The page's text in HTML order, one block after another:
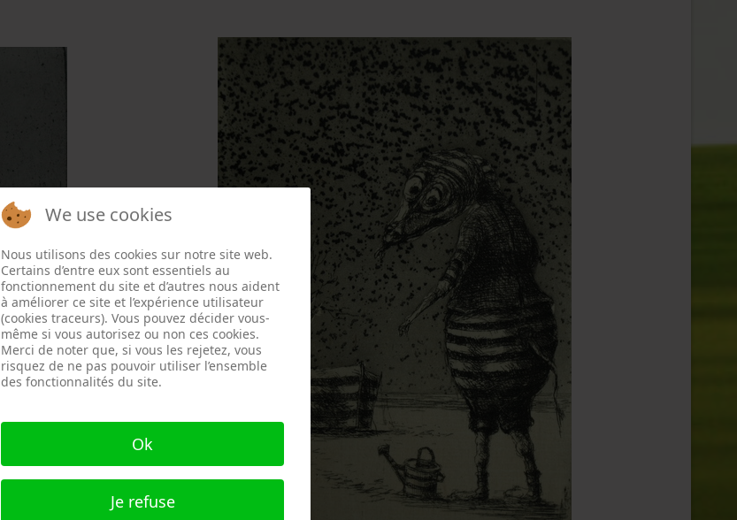
We use cookies
Nous utilisons des cookies sur notre site web.
Certains d’entre eux sont essentiels au
fonctionnement du site et d’autres nous aident
à améliorer ce site et l’expérience utilisateur
(cookies traceurs). Vous pouvez décider vous-
même si vous autorisez ou non ces cookies.
Merci de noter que, si vous les rejetez, vous
risquez de ne pas pouvoir utiliser l’ensemble
des fonctionnalités du site.
Ok
Je refuse